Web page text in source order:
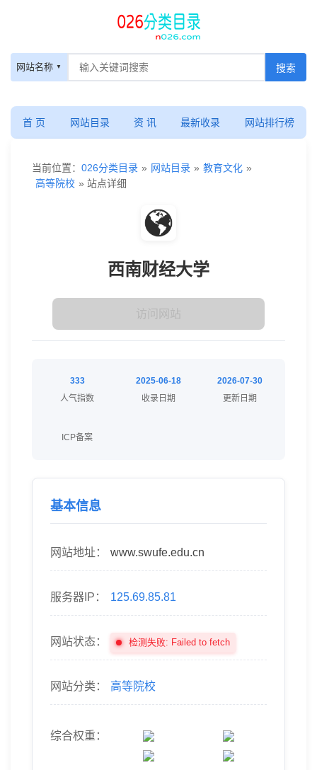
网站名称
首 页 网站目录 资 讯 最新收录 网站排行榜
当前位置： 026分类目录 » 网站目录 » 教育文化 »
高等院校 » 站点详细
西南财经大学
访问网站
333
人气指数
2025-06-18
收录日期
2026-07-30
更新日期
ICP备案
基本信息
网站地址： www.swufe.edu.cn
服务器IP： 125.69.85.81
网站状态： 检测失败: Failed to fetch
网站分类： 高等院校
综合权重：